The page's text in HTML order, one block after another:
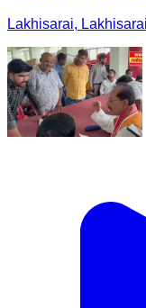
Lakhisarai,